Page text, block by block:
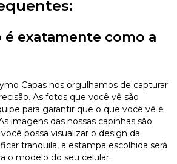
é exatamente como a
Capas nos orgulhamos de capturar
As fotos que você vê são
para garantir que o que você vê é
imagens das nossas capinhas são
possa visualizar o design da
tranquila, a estampa escolhida será
o modelo do seu celular.